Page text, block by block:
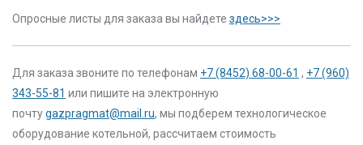
Опросные листы для заказа вы найдете здесь>>>
Для заказа звоните по телефонам +7 (8452) 68-00-61 , +7 (960)
343-55-81 или пишите на электронную
почтуgazpragmat@mail.ru, мы подберем технологическое
оборудование котельной, рассчитаем стоимость